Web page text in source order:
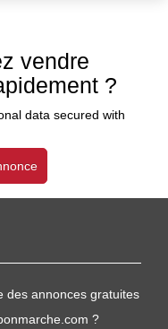
vendre
?
data secured with
des annonces gratuites
?